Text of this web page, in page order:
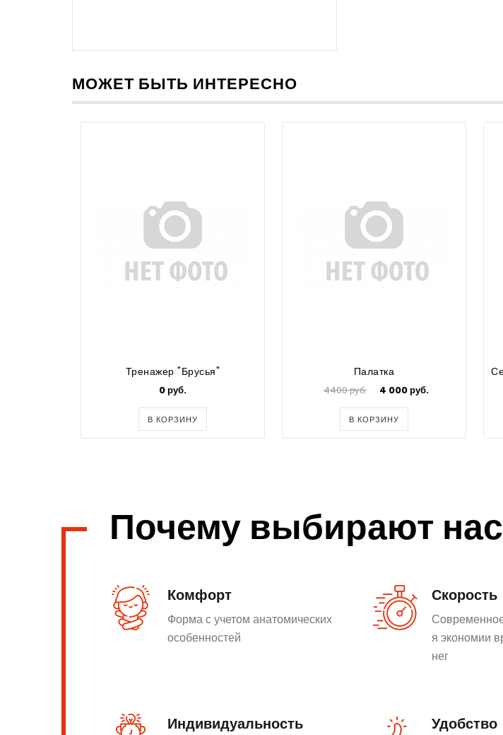
МОЖЕТ БЫТЬ ИНТЕРЕСНО
Тренажер "Брусья"
0 руб.
В КОРЗИНУ
Палатка
4400 руб. 4 000 руб.
В КОРЗИНУ
Почему выбирают нас
Комфорт
Форма с учетом анатомических
особенностей
Скорость
я экономии
нег
Индивидуальность Удобство